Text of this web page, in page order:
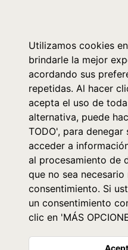
Utilizamos cookies
brindarle la mejor
acordando sus
repetidas. Al hacer
acepta el uso de
alternativa, puede
TODO', para
acceder a
al procesamiento de
que no sea necesario
consentimiento. Si
un consentimiento
clic en 'MÁS